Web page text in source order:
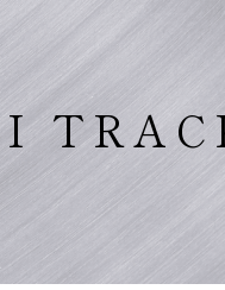
スレター
リー（キャリア採用）